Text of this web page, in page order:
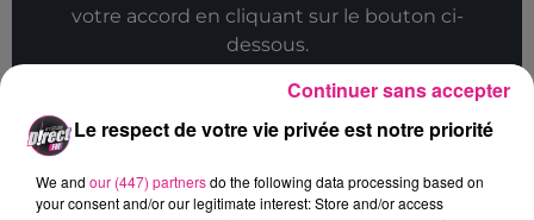
votre accord en cliquant sur le bouton ci-
dessous.
Afficher l'élément
Cet élément est masqué compte-tenu du refus
Le respect de votre vie privée est notre priorité
We and our (447) partnersdo the following data processing based on
your consent and/or our legitimate interest: Store and/or access
Continuer sans accepter